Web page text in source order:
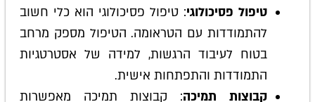
טיפול פסיכולוגי: טיפול פסיכולוגי הוא כלי חשוב
להתמודדות עם הטראומה. הטיפול מספק מרחב
בטוח לעיבוד הרגשות, למידה של אסטרטגיות
התמודדות והתפתחות אישית.
קבוצות תמיכה: קבוצות תמיכה מאפשרות